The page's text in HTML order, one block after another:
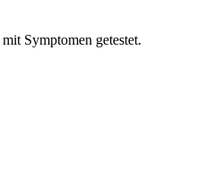
Symptomen getestet.